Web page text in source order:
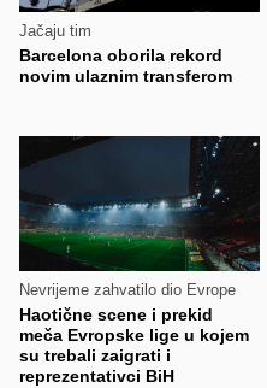
Jačaju tim
Barcelona oborila rekord
novim ulaznim transferom
Nevrijeme zahvatilo dio Evrope
Haotične scene i prekid
meča Evropske lige u kojem
su trebali zaigrati i
reprezentativci BiH